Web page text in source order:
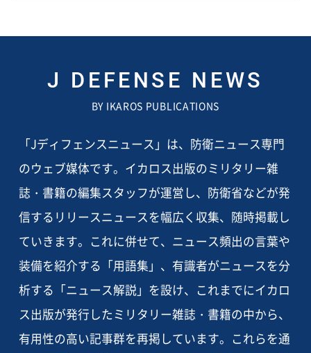
J DEFENSE NEWS
BY IKAROS PUBLICATIONS
「Jディフェンスニュース」は、防衛ニュース専門
のウェブ媒体です。イカロス出版のミリタリー雑
誌・書籍の編集スタッフが運営し、防衛省などが発
信するリリースニュースを幅広く収集、随時掲載し
ていきます。これに併せて、ニュース頻出の言葉や
装備を紹介する「用語集」、有識者がニュースを分
析する「ニュース解説」を設け、これまでにイカロ
ス出版が発行したミリタリー雑誌・書籍の中から、
有用性の高い記事群を再掲しています。これらを通